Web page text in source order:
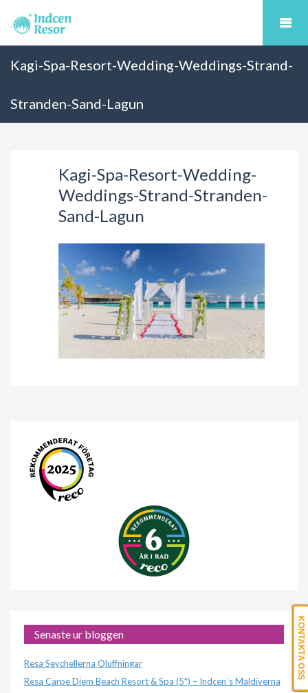
Kagi-Spa-Resort-Wedding-Weddings-Strand-
Stranden-Sand-Lagun
Kagi-Spa-Resort-Wedding-
Weddings-Strand-Stranden-
Sand-Lagun
Senaste ur bloggen
Resa Seychellerna Öluffningar
Resa Carpe Diem Beach Resort & Spa (5*) – Indcen´s Maldiverna
KONTAKTA OSS